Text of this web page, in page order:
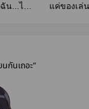
น...ไม่
แค่ของเล่
กันเถอะ”